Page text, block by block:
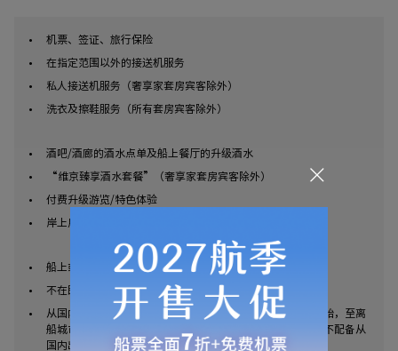
机票、签证、旅行保险
在指定范围以外的接送机服务
私人接送机服务（奢享家套房宾客除外）
洗衣及擦鞋服务（所有套房宾客除外）
酒吧/酒廊的酒水点单及船上餐厅的升级酒水
“维京臻享酒水套餐”（奢享家套房宾客除外）
付费升级游览/特色体验
岸上用餐（除非已含在付费升级游览项目或陆地游中的餐饮）
船上或岸上的个人消费
不在既定行程中的费用，以及自由活动中的任何消费
从国内出发的领队（维京游轮提供的行程从落地登船城市开始，至离
船城市值机结束。行程适用个人签证，非团队签证，因此并不配备从
国内出发或返程的领队）